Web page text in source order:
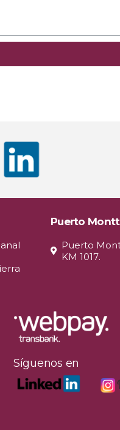
Puerto Montt
Puerto
KM 1017.
Síguenos en